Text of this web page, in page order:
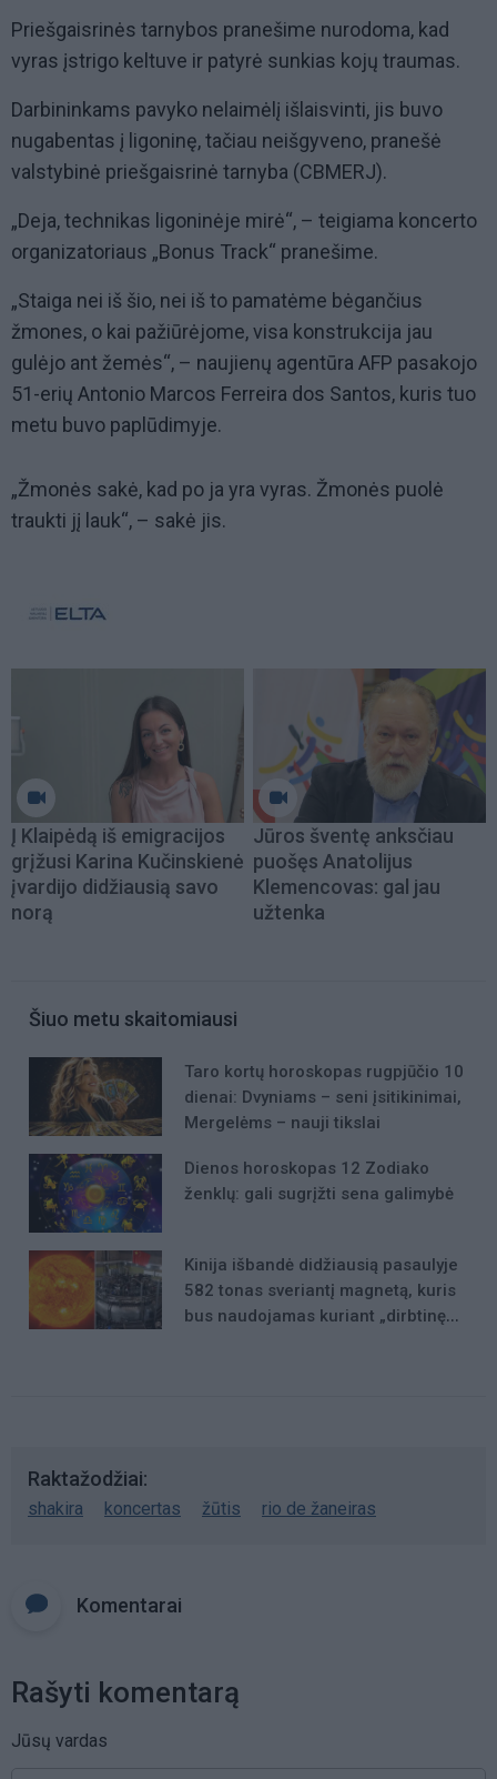
Priešgaisrinės tarnybos pranešime nurodoma, kad
vyras įstrigo keltuve ir patyrė sunkias kojų traumas.
Darbininkams pavyko nelaimėlį išlaisvinti, jis buvo
nugabentas į ligoninę, tačiau neišgyveno, pranešė
valstybinė priešgaisrinė tarnyba (CBMERJ).
„Deja, technikas ligoninėje mirė“, – teigiama koncerto
organizatoriaus „Bonus Track“ pranešime.
„Staiga nei iš šio, nei iš to pamatėme bėgančius
žmones, o kai pažiūrėjome, visa konstrukcija jau
gulėjo ant žemės“, – naujienų agentūra AFP pasakojo
51-erių Antonio Marcos Ferreira dos Santos, kuris tuo
metu buvo paplūdimyje.
„Žmonės sakė, kad po ja yra vyras. Žmonės puolė
traukti jį lauk“, – sakė jis.
Į Klaipėdą iš emigracijos
grįžusi Karina Kučinskienė
įvardijo didžiausią savo
norą
Jūros šventę anksčiau
puošęs Anatolijus
Klemencovas: gal jau
užtenka
Šiuo metu skaitomiausi
Taro kortų horoskopas rugpjūčio 10
dienai: Dvyniams – seni įsitikinimai,
Mergelėms – nauji tikslai
Dienos horoskopas 12 Zodiako
ženklų: gali sugrįžti sena galimybė
Kinija išbandė didžiausią pasaulyje
582 tonas sveriantį magnetą, kuris
bus naudojamas kuriant „dirbtinę
Raktažodžiai
shakira koncertas žūtis rio de žaneiras
Komentarai
Rašyti komentarą
Jūsų vardas